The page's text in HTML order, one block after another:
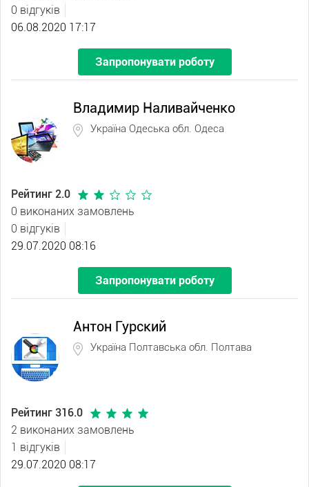
0 відгуків
06.08.2020 17:17
Запропонувати роботу
Владимир Наливайченко
Україна Одеська обл. Одеса
Рейтинг 2.0
0 виконаних замовлень
0 відгуків
29.07.2020 08:16
Запропонувати роботу
Антон Гурский
Україна Полтавська обл. Полтава
Рейтинг 316.0
2 виконаних замовлень
1 відгуків
29.07.2020 08:17